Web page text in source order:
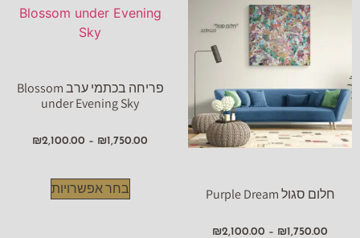
חלום סגול Purple Dream
₪1,750.00
–
₪2,100.00
פריחה בכתמי ערב Blossom
under Evening Sky
₪1,750.00
–
₪2,100.00
בחר אפשרויות